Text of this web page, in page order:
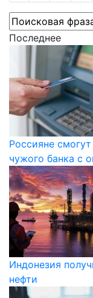
Последнее
Россияне
чужого банка с
Индонезия
нефти